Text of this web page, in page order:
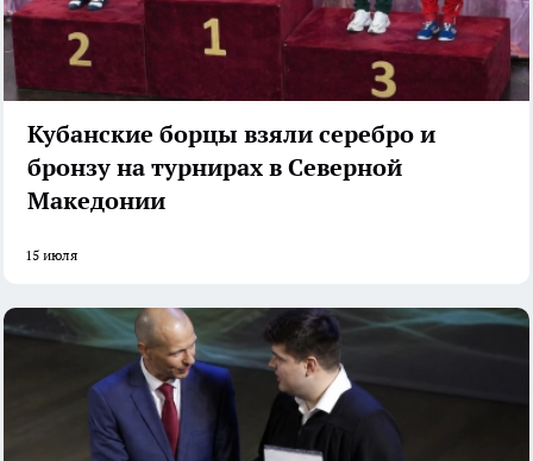
Кубанские борцы взяли серебро и
бронзу на турнирах в Северной
Македонии
15 июля